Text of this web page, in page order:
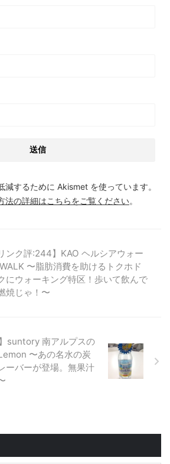
減するために Akismet を使っています。
法の詳細はこちらをご覧ください。
ンク評:244】KAO ヘルシアウォー
〜脂肪消費を助けるトクホド
にウォーキング特区！歩いて飲んで
焼じゃ！〜
suntory 南アルプスの
〜あの名水の炭
ーバーが登場。無果汁